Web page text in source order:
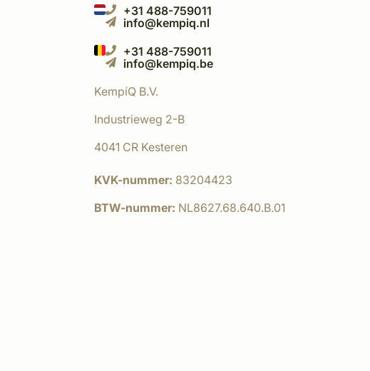
+31 488-759011
info@kempiq.nl
+31 488-759011
info@kempiq.be
KempíQ B.V.
Industrieweg 2-B
4041 CR Kesteren
KVK-nummer: 83204423
BTW-nummer: NL8627.68.640.B.01